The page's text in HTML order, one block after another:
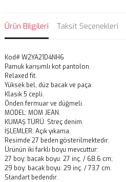
Ürün Bilgileri Taksit Seçenekleri
Kod# W2YA21D4NH6
Pamuk karışımlı kot pantolon.
Relaxed fit.
Yüksek bel, düz bacak ve paça.
Klasik 5 cepli.
Önden fermuar ve düğmeli.
MODEL: MOM JEAN.
KUMAŞ TÜRÜ: Streç denim.
İŞLEMLER: Açık yıkama.
Resimde 27 beden gösterilmektedir.
Ürünün iki farklı boyu mevcuttur:
27 boy: bacak boyu: 27 inç. / 68,6 cm;
29 boy: bacak boyu: 29 inç. / 73,7 cm.
Standart bedendir.